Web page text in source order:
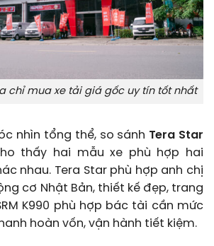
chỉ mua xe tải giá gốc uy tín tốt nhất
nhìn tổng thể, so sánh Tera Star
thấy hai mẫu xe phù hợp hai
nhau. Tera Star phù hợp anh chị
cơ Nhật Bản, thiết kế đẹp, trang
K990 phù hợp bác tài cần mức
hoàn vốn, vận hành tiết kiệm.